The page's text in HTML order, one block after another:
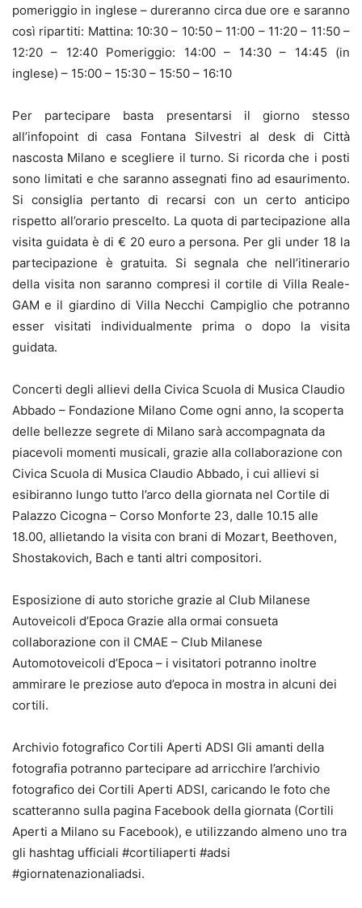
pomeriggio in inglese – dureranno circa due ore e saranno
così ripartiti: Mattina: 10:30 – 10:50 – 11:00 – 11:20 – 11:50 –
12:20 – 12:40 Pomeriggio: 14:00 – 14:30 – 14:45 (in
inglese) – 15:00 – 15:30 – 15:50 – 16:10
Per partecipare basta presentarsi il giorno stesso
all’infopoint di casa Fontana Silvestri al desk di Città
nascosta Milano e scegliere il turno. Si ricorda che i posti
sono limitati e che saranno assegnati fino ad esaurimento.
Si consiglia pertanto di recarsi con un certo anticipo
rispetto all’orario prescelto. La quota di partecipazione alla
visita guidata è di € 20 euro a persona. Per gli under 18 la
partecipazione è gratuita. Si segnala che nell’itinerario
della visita non saranno compresi il cortile di Villa Reale-
GAM e il giardino di Villa Necchi Campiglio che potranno
esser visitati individualmente prima o dopo la visita
guidata.
Concerti degli allievi della Civica Scuola di Musica Claudio
Abbado – Fondazione Milano Come ogni anno, la scoperta
delle bellezze segrete di Milano sarà accompagnata da
piacevoli momenti musicali, grazie alla collaborazione con
Civica Scuola di Musica Claudio Abbado, i cui allievi si
esibiranno lungo tutto l’arco della giornata nel Cortile di
Palazzo Cicogna – Corso Monforte 23, dalle 10.15 alle
18.00, allietando la visita con brani di Mozart, Beethoven,
Shostakovich, Bach e tanti altri compositori.
Esposizione di auto storiche grazie al Club Milanese
Autoveicoli d’Epoca Grazie alla ormai consueta
collaborazione con il CMAE – Club Milanese
Automotoveicoli d’Epoca – i visitatori potranno inoltre
ammirare le preziose auto d’epoca in mostra in alcuni dei
cortili.
Archivio fotografico Cortili Aperti ADSI Gli amanti della
fotografia potranno partecipare ad arricchire l’archivio
fotografico dei Cortili Aperti ADSI, caricando le foto che
scatteranno sulla pagina Facebook della giornata (Cortili
Aperti a Milano su Facebook), e utilizzando almeno uno tra
gli hashtag ufficiali #cortiliaperti #adsi
#giornatenazionaliadsi.